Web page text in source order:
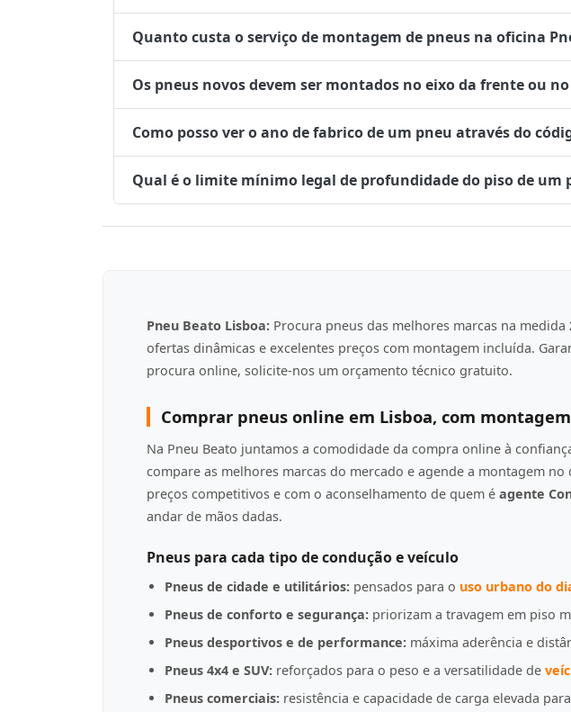
Quanto custa o serviço de montagem de pneus na oficina
Os pneus novos devem ser montados no eixo da frente ou
Como posso ver o ano de fabrico de um pneu através do
Qual é o limite mínimo legal de profundidade do piso de um
Pneu Beato Lisboa: Procura pneus das melhores marcas na medida
ofertas dinâmicas e excelentes preços com montagem incluída.
procura online, solicite-nos um orçamento técnico gratuito.
Comprar pneus online em Lisboa, com
Na Pneu Beato juntamos a comodidade da compra online à
compare as melhores marcas do mercado e agende a montagem
preços competitivos e com o aconselhamento de quem é agente
andar de mãos dadas.
Pneus para cada tipo de condução e veículo
Pneus de cidade e utilitários: pensados para o uso urbano do
Pneus de conforto e segurança: priorizam a travagem em piso
Pneus desportivos e de performance: máxima aderência e
Pneus 4x4 e SUV: reforçados para o peso e a versatilidade de
Pneus comerciais: resistência e capacidade de carga elevada para